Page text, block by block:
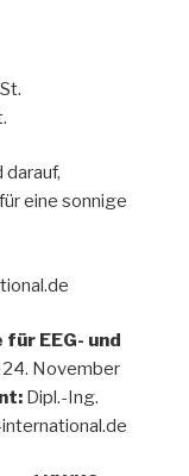
darauf,
eine sonnige
EEG- und
November
Dipl.-Ing.